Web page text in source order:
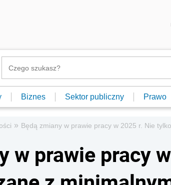
Biznes Sektor publiczny Prawo
» Będą zmiany w prawie pracy w 2025 r. Nie
w prawie pracy